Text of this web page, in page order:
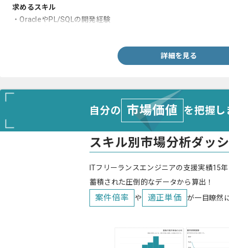
求めるスキル
・OracleやPL/SQLの開発経験
詳細を見る
自分の 市場価値 を把握
スキル別市場分析ダッ
ITフリーランスエンジニアの支援実績15
蓄積された圧倒的なデータから算出！
案件倍率 や 適正単価 が一目瞭然